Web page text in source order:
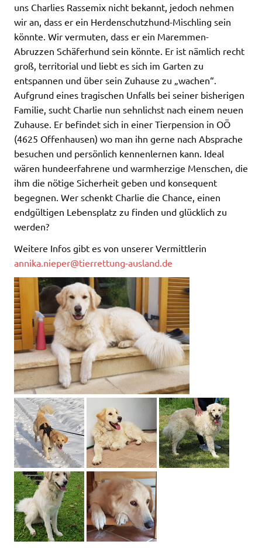
uns Charlies Rassemix nicht bekannt, jedoch nehmen
wir an, dass er ein Herdenschutzhund-Mischling sein
könnte. Wir vermuten, dass er ein Maremmen-
Abruzzen Schäferhund sein könnte. Er ist nämlich recht
groß, territorial und liebt es sich im Garten zu
entspannen und über sein Zuhause zu „wachen“.
Aufgrund eines tragischen Unfalls bei seiner bisherigen
Familie, sucht Charlie nun sehnlichst nach einem neuen
Zuhause. Er befindet sich in einer Tierpension in OÖ
(4625 Offenhausen) wo man ihn gerne nach Absprache
besuchen und persönlich kennenlernen kann. Ideal
wären hundeerfahrene und warmherzige Menschen, die
ihm die nötige Sicherheit geben und konsequent
begegnen. Wer schenkt Charlie die Chance, einen
endgültigen Lebensplatz zu finden und glücklich zu
werden?
Weitere Infos gibt es von unserer Vermittlerin
annika.nieper@tierrettung-ausland.de